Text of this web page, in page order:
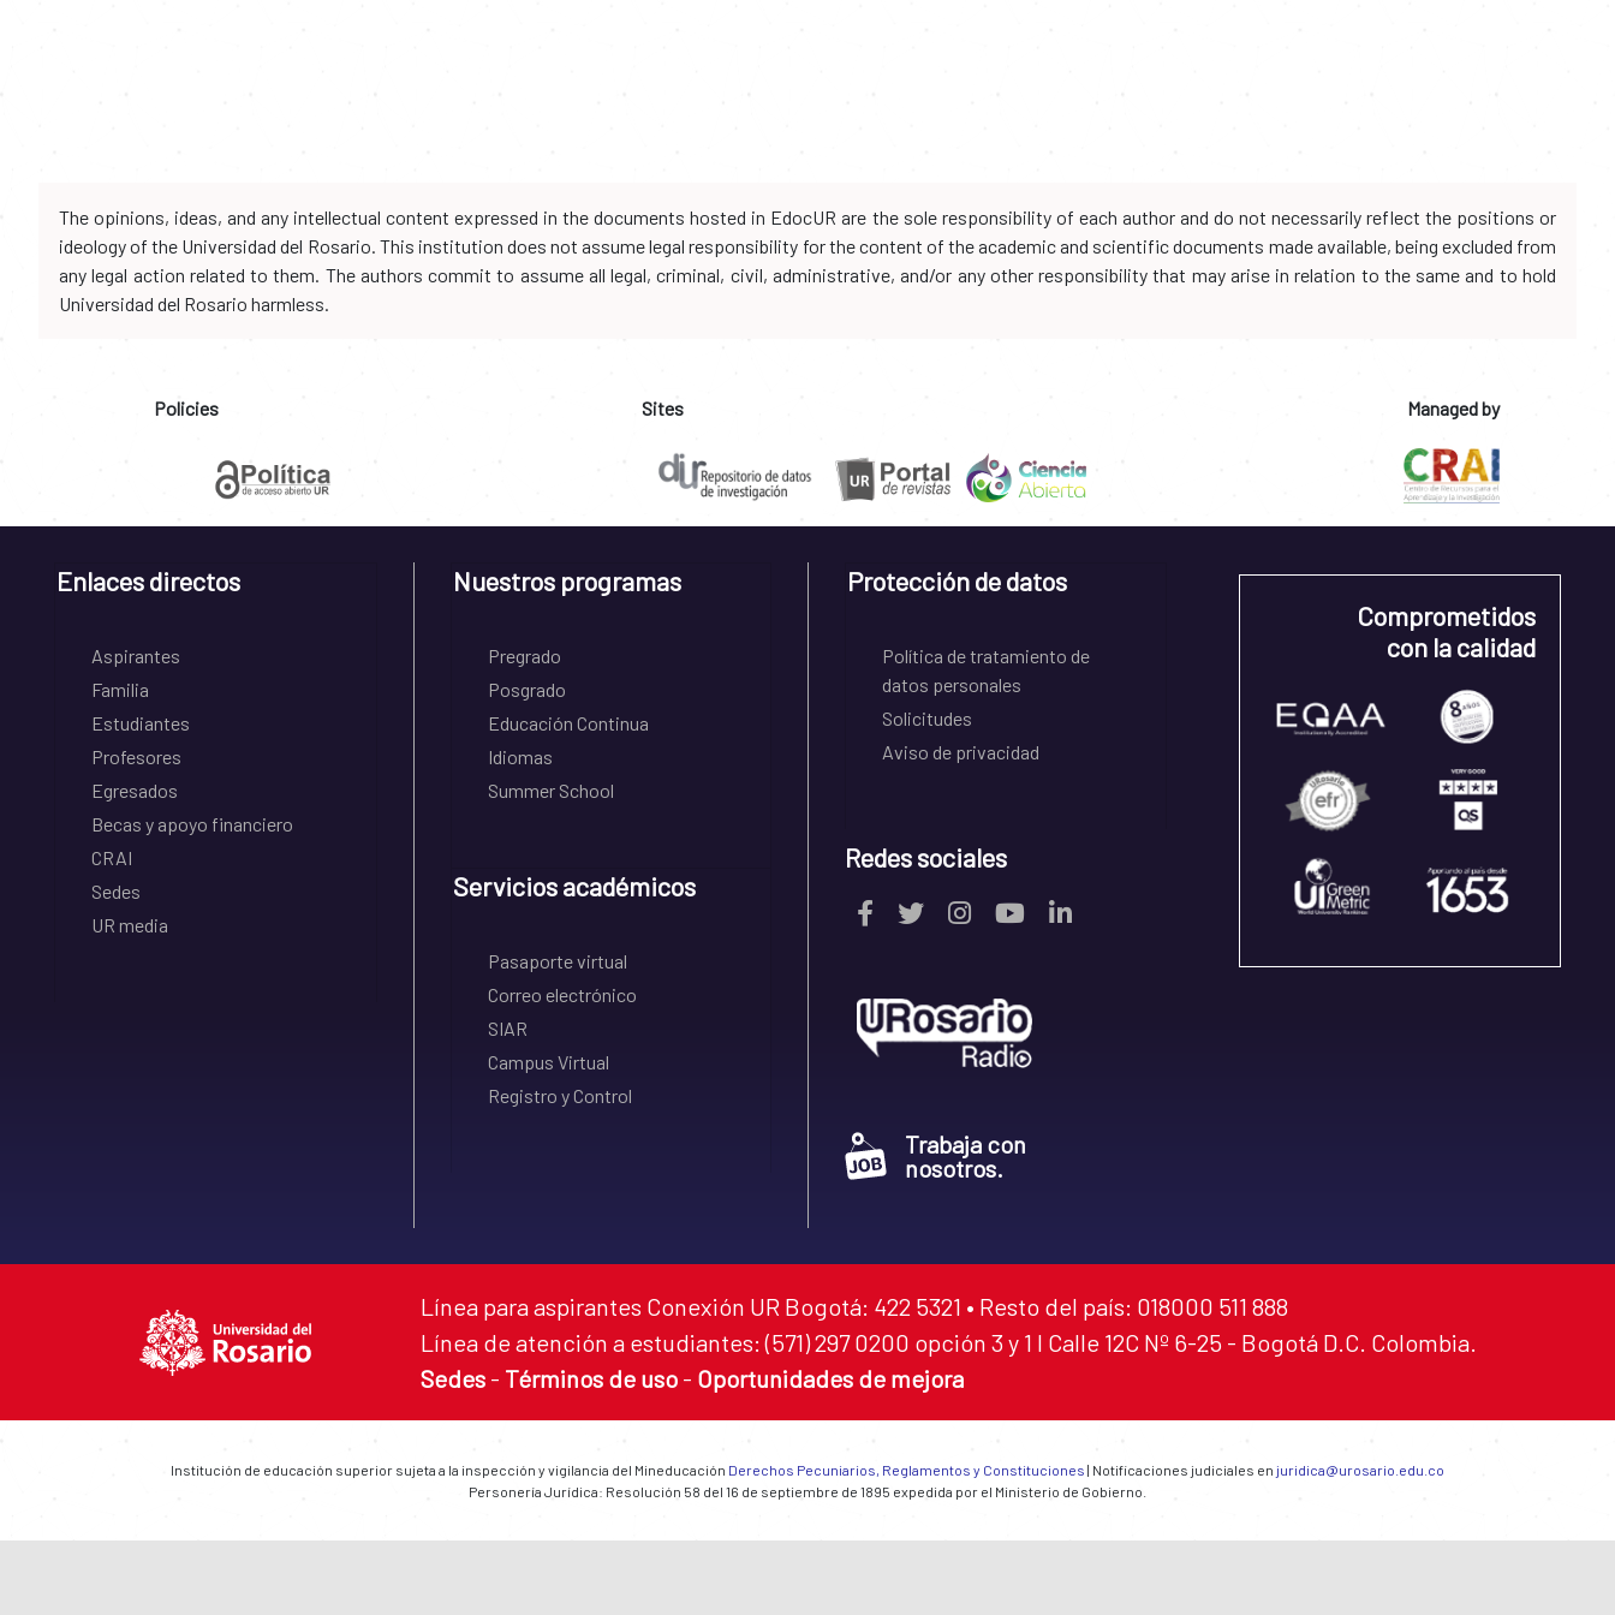
The opinions, ideas, and any intellectual content expressed in the documents hosted in EdocUR are the sole responsibility of each author and do not necessarily reflect the positions or
ideology of the Universidad del Rosario. This institution does not assume legal responsibility for the content of the academic and scientific documents made available, being excluded from
any legal action related to them. The authors commit to assume all legal, criminal, civil, administrative, and/or any other responsibility that may arise in relation to the same and to hold
Universidad del Rosario harmless.
Policies Sites Managed by
Enlaces directos
Aspirantes
Familia
Estudiantes
Profesores
Egresados
Becas y apoyo financiero
CRAI
Sedes
UR media
Nuestros programas
Pregrado
Posgrado
Educación Continua
Idiomas
Summer School
Servicios académicos
Pasaporte virtual
Correo electrónico
SIAR
Campus Virtual
Registro y Control
Protección de datos
Política de tratamiento de
datos personales
Solicitudes
Aviso de privacidad
Redes sociales
Trabaja con
nosotros.
Comprometidos
con la calidad
Línea para aspirantes Conexión UR Bogotá: 422 5321 • Resto del país: 018000 511 888
Línea de atención a estudiantes: (571) 297 0200 opción 3 y 1 I Calle 12C Nº 6-25 - Bogotá D.C. Colombia.
Sedes - Términos de uso - Oportunidades de mejora
Institución de educación superior sujeta a la inspección y vigilancia del Mineducación Derechos Pecuniarios, Reglamentos y Constituciones | Notificaciones judiciales en juridica@urosario.edu.co
Personería Jurídica: Resolución 58 del 16 de septiembre de 1895 expedida por el Ministerio de Gobierno.